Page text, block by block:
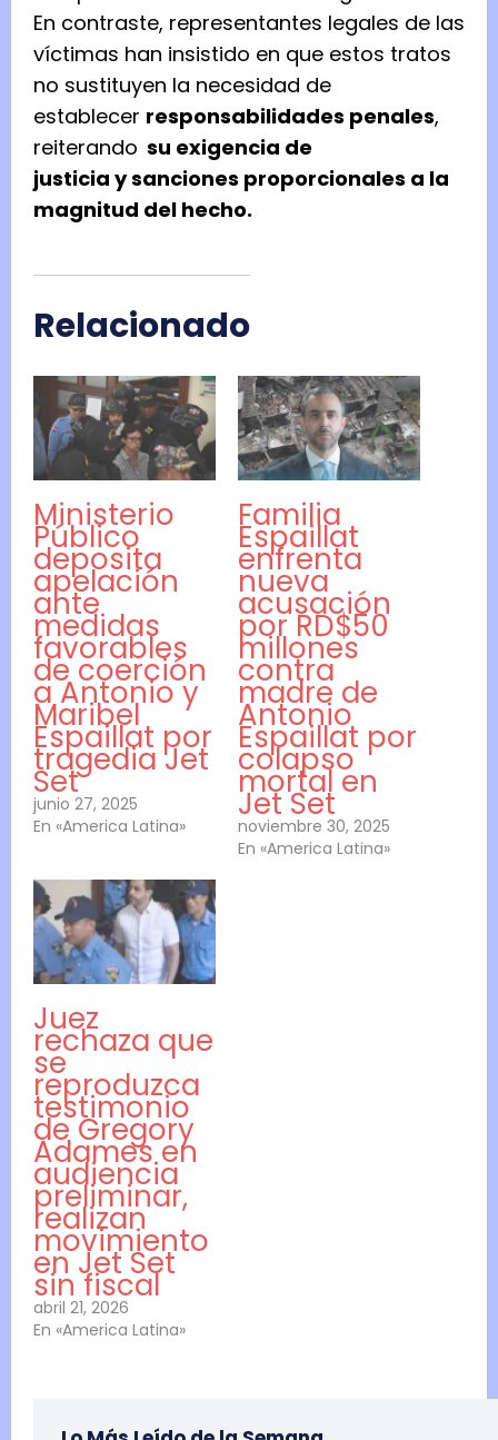
En contraste, representantes legales de las
víctimas han insistido en que estos tratos
no sustituyen la necesidad de
establecer responsabilidades penales,
reiterando su exigencia de
justicia ysanciones proporcionales a la
magnitud del hecho.
Relacionado
Ministerio
Público
deposita
apelación
ante
medidas
favorables
de coerción
a Antonio y
Maribel
Espaillat por
tragedia Jet
Set
junio 27, 2025
En «America Latina»
Familia
Espaillat
enfrenta
nueva
acusación
por RD$50
millones
contra
madre de
Antonio
Espaillat por
colapso
mortal en
Jet Set
noviembre 30, 2025
En «America Latina»
Juez
rechaza que
se
reproduzca
testimonio
de Gregory
Adames en
audiencia
preliminar,
realizan
movimiento
en Jet Set
sin fiscal
abril 21, 2026
En «America Latina»